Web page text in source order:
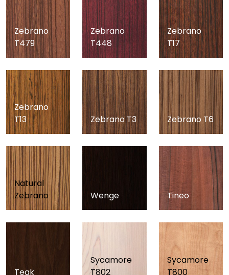
Zebrano
T479
Zebrano
T448
Zebrano
T17
Zebrano
T13
Zebrano T3 Zebrano T6
Natural
Zebrano
Wenge Tineo
Teak
Sycamore
T802
Sycamore
T800